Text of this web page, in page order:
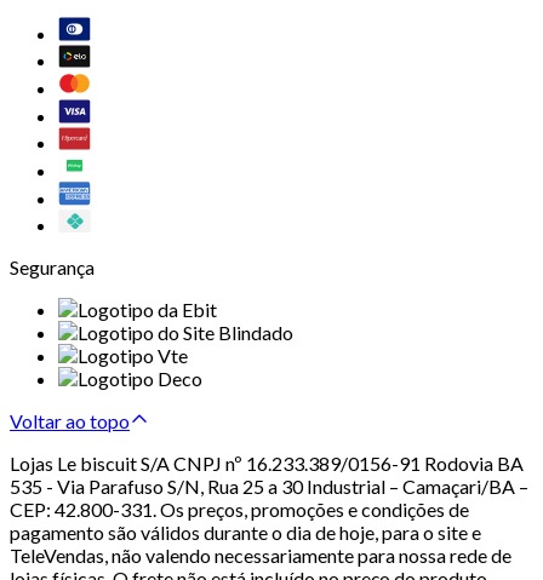
Segurança
Voltar ao topo
Lojas Le biscuit S/A CNPJ nº 16.233.389/0156-91 Rodovia BA
535 - Via Parafuso S/N, Rua 25 a 30 Industrial – Camaçari/BA –
CEP: 42.800-331. Os preços, promoções e condições de
pagamento são válidos durante o dia de hoje, para o site e
TeleVendas, não valendo necessariamente para nossa rede de